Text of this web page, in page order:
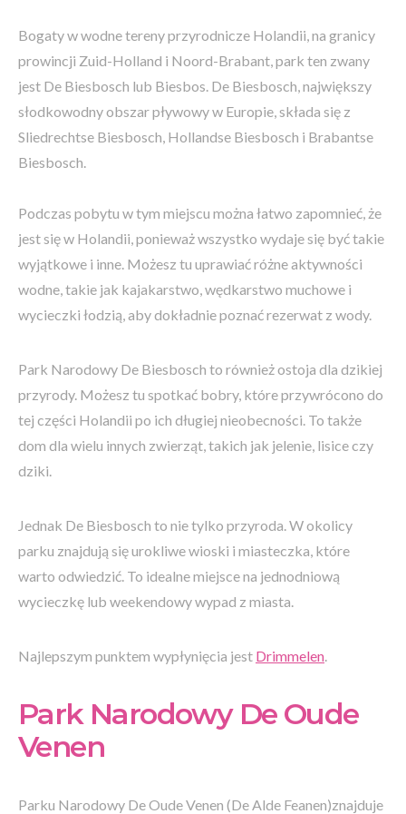
Bogaty w wodne tereny przyrodnicze Holandii, na granicy
prowincji Zuid-Holland i Noord-Brabant, park ten zwany
jest De Biesbosch lub Biesbos. De Biesbosch, największy
słodkowodny obszar pływowy w Europie, składa się z
Sliedrechtse Biesbosch, Hollandse Biesbosch i Brabantse
Biesbosch.
Podczas pobytu w tym miejscu można łatwo zapomnieć, że
jest się w Holandii, ponieważ wszystko wydaje się być takie
wyjątkowe i inne. Możesz tu uprawiać różne aktywności
wodne, takie jak kajakarstwo, wędkarstwo muchowe i
wycieczki łodzią, aby dokładnie poznać rezerwat z wody.
Park Narodowy De Biesbosch to również ostoja dla dzikiej
przyrody. Możesz tu spotkać bobry, które przywrócono do
tej części Holandii po ich długiej nieobecności. To także
dom dla wielu innych zwierząt, takich jak jelenie, lisice czy
dziki.
Jednak De Biesbosch to nie tylko przyroda. W okolicy
parku znajdują się urokliwe wioski i miasteczka, które
warto odwiedzić. To idealne miejsce na jednodniową
wycieczkę lub weekendowy wypad z miasta.
Najlepszym punktem wypłynięcia jest Drimmelen.
Park Narodowy De Oude
Venen
Parku Narodowy De Oude Venen (De Alde Feanen)znajduje